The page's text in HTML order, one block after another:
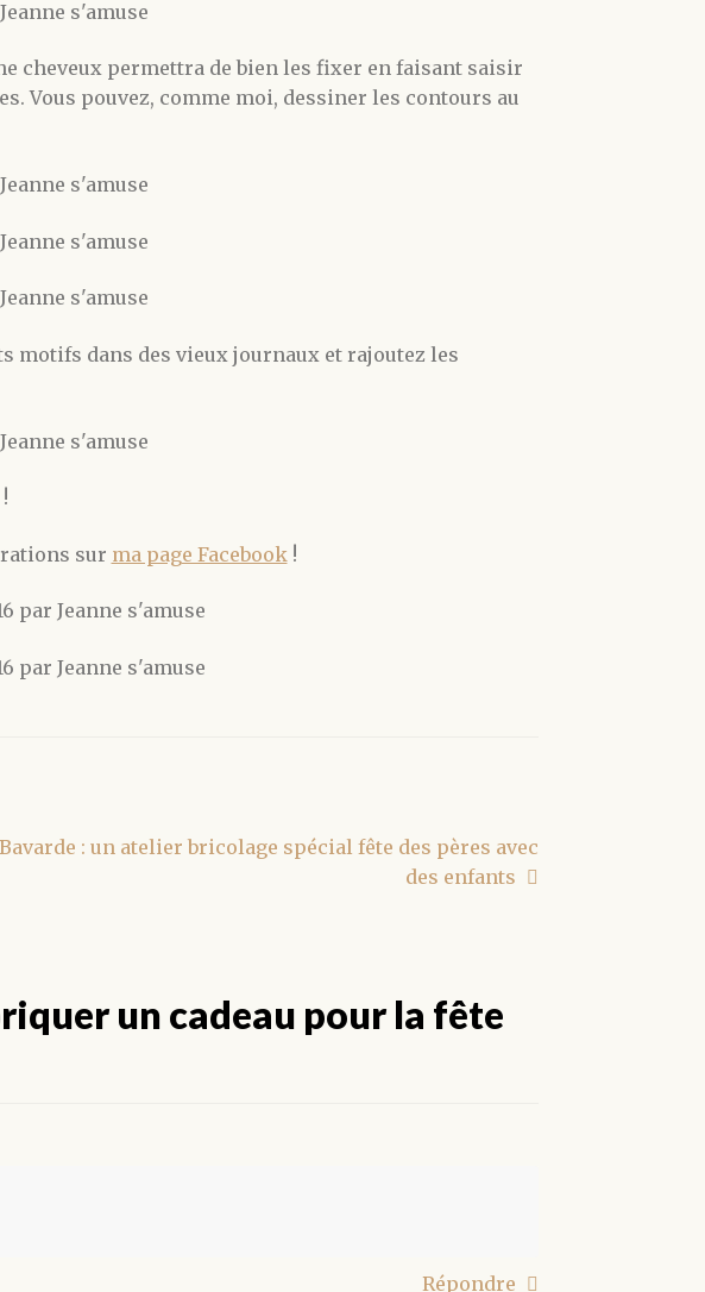
cheveux permettra de bien les fixer en faisant saisir
Vous pouvez, comme moi, dessiner les contours au
motifs dans des vieux journaux et rajoutez les
sur ma page Facebook !
: un atelier bricolage spécial fête des pères avec
des enfants
un cadeau pour la fête
Répondre